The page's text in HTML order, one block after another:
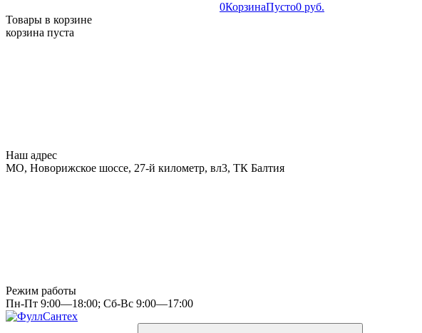
0КорзинаПусто0 руб.
Товары в корзине
корзина пуста
Наш адрес
МО, Новорижское шоссе, 27-й километр, вл3, ТК Балтия
Режим работы
Пн-Пт 9:00—18:00; Сб-Вс 9:00—17:00